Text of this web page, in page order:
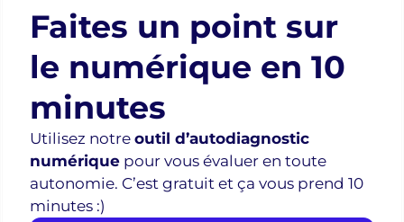
pratiques.
PS : Inscrivez-vous
même en cas
d’absence pour
recevoir le replay
et nos fiches
outils.
Faites un point sur
le numérique en 10
minutes
Utilisez notre outil d’autodiagnostic
numérique pour vous évaluer en toute
autonomie. C’est gratuit et ça vous prend 10
minutes :)